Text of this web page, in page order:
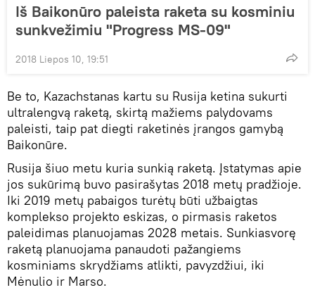
Iš Baikonūro paleista raketa su kosminiu
sunkvežimiu "Progress MS-09"
2018 Liepos 10, 19:51
Be to, Kazachstanas kartu su Rusija ketina sukurti
ultralengvą raketą, skirtą mažiems palydovams
paleisti, taip pat diegti raketinės įrangos gamybą
Baikonūre.
Rusija šiuo metu kuria sunkią raketą. Įstatymas apie
jos sukūrimą buvo pasirašytas 2018 metų pradžioje.
Iki 2019 metų pabaigos turėtų būti užbaigtas
komplekso projekto eskizas, o pirmasis raketos
paleidimas planuojamas 2028 metais. Sunkiasvorę
raketą planuojama panaudoti pažangiems
kosminiams skrydžiams atlikti, pavyzdžiui, iki
Mėnulio ir Marso.